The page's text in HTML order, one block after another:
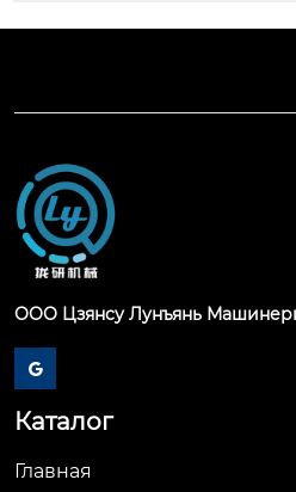
ООО Цзянсу Лунъянь

Каталог
Главная